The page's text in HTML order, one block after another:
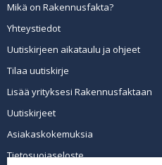
Mikä on Rakennusfakta?
Yhteystiedot
Uutiskirjeen aikataulu ja ohjeet
Tilaa uutiskirje
Lisää yrityksesi Rakennusfaktaan
Uutiskirjeet
Asiakaskokemuksia
Tietosuojaseloste